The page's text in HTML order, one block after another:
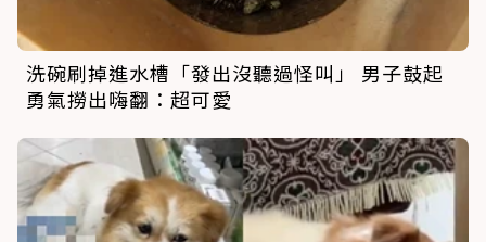
洗碗刷掉進水槽「發出沒聽過怪叫」 男子鼓起
勇氣撈出嗨翻：超可愛